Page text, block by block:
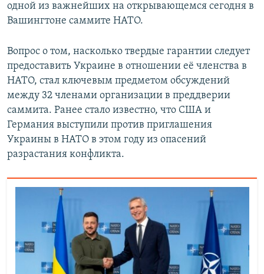
одной из важнейших на открывающемся сегодня в
Вашингтоне саммите НАТО.
Вопрос о том, насколько твердые гарантии следует
предоставить Украине в отношении её членства в
НАТО, стал ключевым предметом обсуждений
между 32 членами организации в преддверии
саммита. Ранее стало известно, что США и
Германия выступили против приглашения
Украины в НАТО в этом году из опасений
разрастания конфликта.